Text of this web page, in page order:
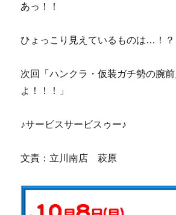
あっ！！
ひょっこり見えているものは…！？
次回「ハンクラ・仮装ガチ勢の腕
よ！！！」
♪サービスサービスゥー♪
文責：立川南店 萩原